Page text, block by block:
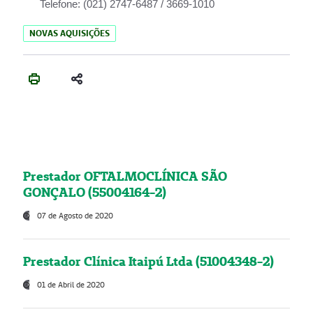
Telefone: (021) 2747-6487 / 3669-1010
NOVAS AQUISIÇÕES
Prestador OFTALMOCLÍNICA SÃO
GONÇALO (55004164-2)
07 de Agosto de 2020
Prestador Clínica Itaipú Ltda (51004348-2)
01 de Abril de 2020